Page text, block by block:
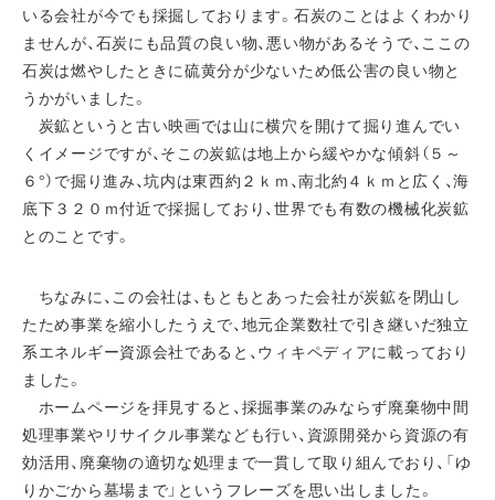
いる会社が今でも採掘しております。石炭のことはよくわかり
ませんが、石炭にも品質の良い物、悪い物があるそうで、ここの
石炭は燃やしたときに硫黄分が少ないため低公害の良い物と
うかがいました。
炭鉱というと古い映画では山に横穴を開けて掘り進んでい
くイメージですが、そこの炭鉱は地上から緩やかな傾斜（５～
６°）で掘り進み、坑内は東西約２ｋｍ、南北約４ｋｍと広く、海
底下３２０ｍ付近で採掘しており、世界でも有数の機械化炭鉱
とのことです。
ちなみに、この会社は、もともとあった会社が炭鉱を閉山し
たため事業を縮小したうえで、地元企業数社で引き継いだ独立
系エネルギー資源会社であると、ウィキペディアに載っており
ました。
ホームページを拝見すると、採掘事業のみならず廃棄物中間
処理事業やリサイクル事業なども行い、資源開発から資源の有
効活用、廃棄物の適切な処理まで一貫して取り組んでおり、「ゆ
りかごから墓場まで」というフレーズを思い出しました。